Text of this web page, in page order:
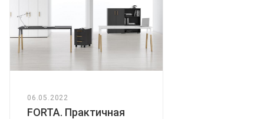
06.05.2022
FORTA. Практичная